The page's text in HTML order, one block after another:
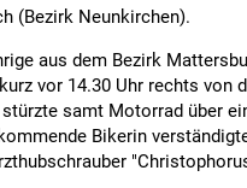
(Bezirk Neunkirchen).
aus dem Bezirk
vor 14.30 Uhr rechts von
stürzte samt Motorrad über
Bikerin